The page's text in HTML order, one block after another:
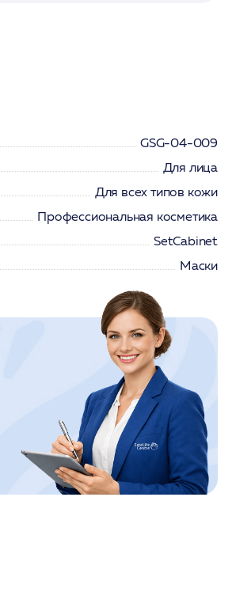
GSG-04-009
Для лица
Для всех типов кожи
Профессиональная косметика
SetCabinet
Маски